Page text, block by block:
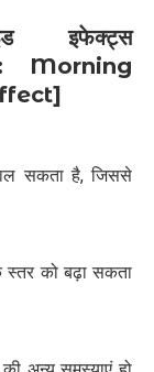
इफेक्ट्स
Morning
सकता है, जिससे
को बढ़ा सकता